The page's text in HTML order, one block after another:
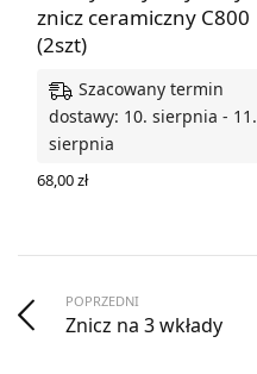
znicz ceramiczny C800
(2szt)
Szacowany termin
dostawy: 10. sierpnia - 11.
sierpnia
68,00zł
POPRZEDNI
Znicz na 3 wkłady